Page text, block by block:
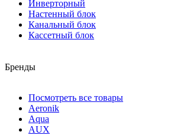
Инверторный
Настенный блок
Канальный блок
Кассетный блок
Бренды
Посмотреть все товары
Aeronik
Aqua
AUX